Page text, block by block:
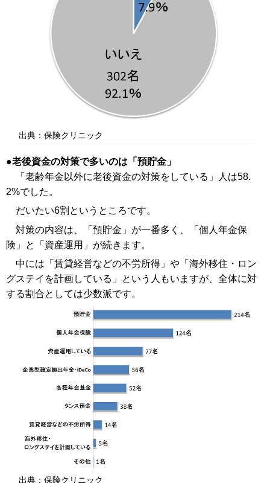
出典：保険クリニック
老後資金の対策で多いのは「預貯金」
「老齢年金以外に老後資金の対策をしている」人は58.
2%でした。
だいたい6割というところです。
対策の内容は、「預貯金」が一番多く、「個人年金保
険」と「資産運用」が続きます。
中には「賃貸経営などの不労所得」や「海外移住・ロン
グステイを計画している」という人もいますが、全体に対
する割合としては少数派です。
出典：保険クリニック